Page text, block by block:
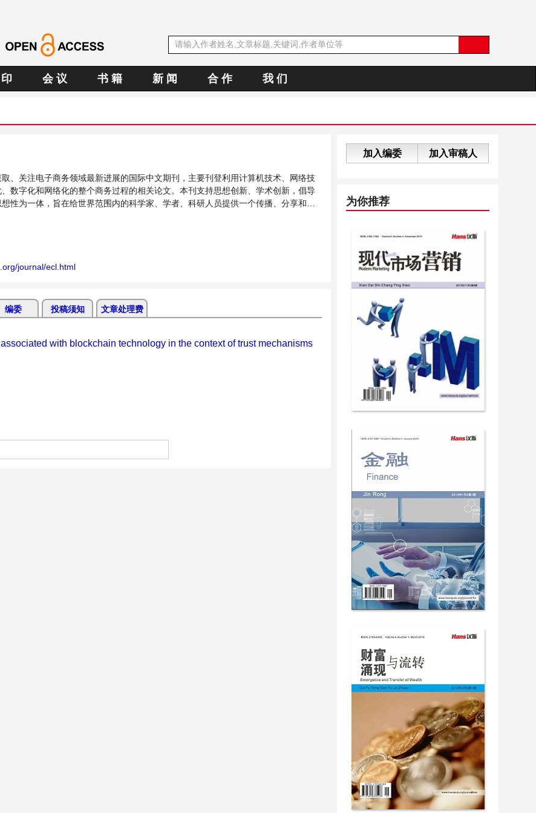
会 议 书 籍 新 闻 合 作 我 们
取、关注电子商务领域最新进展的国际中文期刊，主要刊登利用计算机技术、网络技
数字化和网络化的整个商务过程的相关论文。本刊支持思想创新、学术创新，倡导
性为一体，旨在给世界范围内的科学家、学者、科研人员提供一个传播、分享和讨
发展的交流平台。
journal/ecl.html
编委 投稿须知 文章处理费
with blockchain technology in the context of trust mechanisms
加入编委 加入审稿人
为你推荐